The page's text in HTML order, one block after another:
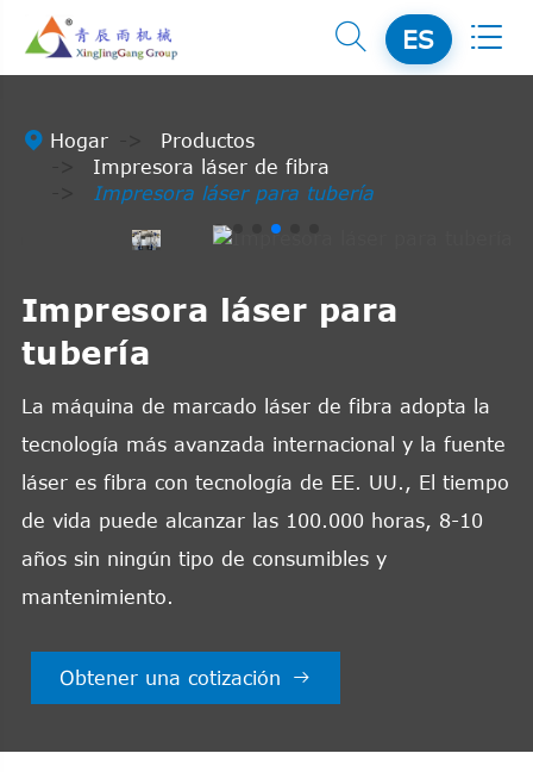
 ES 
 Hogar
Productos
Impresora láser de fibra
Impresora láser para tubería
Impresora láser para
tubería
La máquina de marcado láser de fibra adopta la
tecnología más avanzada internacional y la fuente
láser es fibra con tecnología de EE. UU., El tiempo
de vida puede alcanzar las 100.000 horas, 8-10
años sin ningún tipo de consumibles y
mantenimiento.
Obtener una cotización 